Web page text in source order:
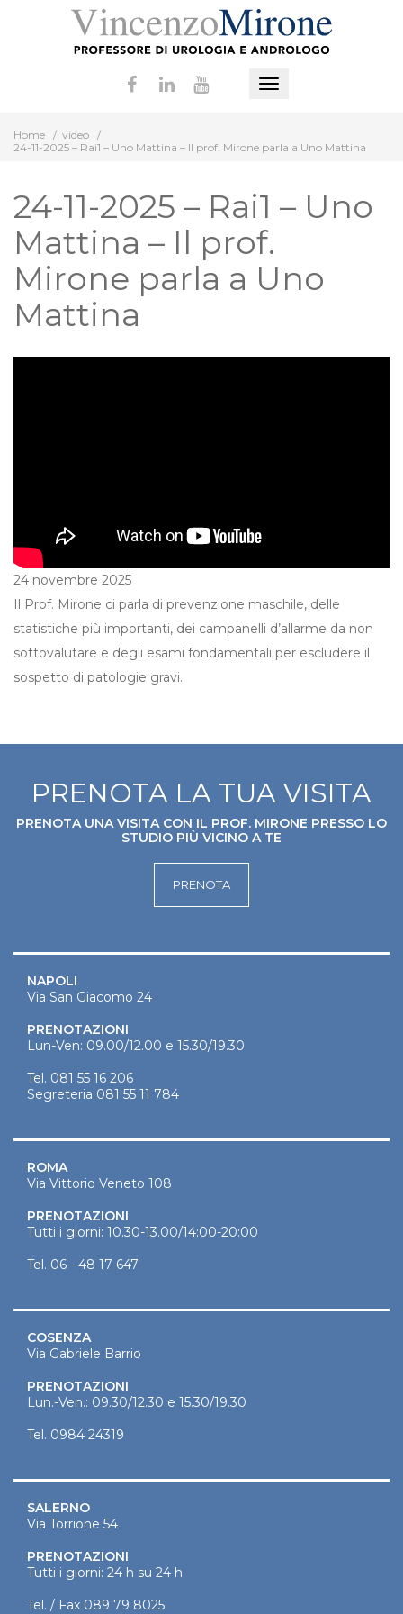
Mostra
Home / video /
24-11-2025 – Rai1 – Uno Mattina – Il prof. Mirone parla a Uno Mattina
24-11-2025 – Rai1 – Uno
Mattina – Il prof.
Mirone parla a Uno
Mattina
24 novembre 2025
Il Prof. Mirone ci parla di prevenzione maschile, delle
statistiche più importanti, dei campanelli d’allarme da non
sottovalutare e degli esami fondamentali per escludere il
sospetto di patologie gravi.
PRENOTA LA TUA VISITA
PRENOTA UNA VISITA CON IL PROF. MIRONE PRESSO LO
STUDIO PIÙ VICINO A TE
PRENOTA
NAPOLI
Via San Giacomo 24
PRENOTAZIONI
Lun-Ven: 09.00/12.00 e 15.30/19.30
Tel. 081 55 16 206
Segreteria 081 55 11 784
ROMA
Via Vittorio Veneto 108
PRENOTAZIONI
Tutti i giorni: 10.30-13.00/14:00-20:00
Tel. 06 - 48 17 647
COSENZA
Via Gabriele Barrio
PRENOTAZIONI
Lun.-Ven.: 09.30/12.30 e 15.30/19.30
Tel. 0984 24319
SALERNO
Via Torrione 54
PRENOTAZIONI
Tutti i giorni: 24 h su 24 h
Tel. / Fax 089 79 8025